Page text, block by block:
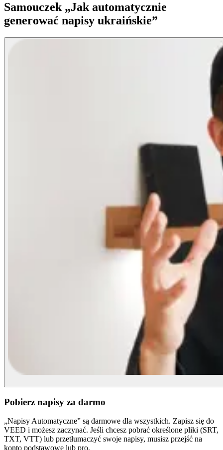
Samouczek „Jak automatycznie
generować napisy ukraińskie”
Pobierz napisy za darmo
„Napisy Automatyczne” są darmowe dla wszystkich. Zapisz się do
VEED i możesz zaczynać. Jeśli chcesz pobrać określone pliki (SRT,
TXT, VTT) lub przetłumaczyć swoje napisy, musisz przejść na
konto podstawowe lub pro.